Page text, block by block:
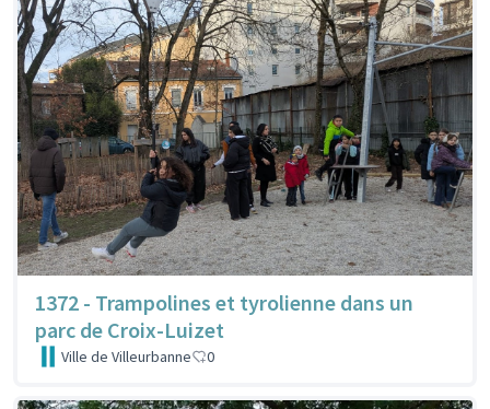
1372 - Trampolines et tyrolienne dans un
parc de Croix-Luizet
Ville de Villeurbanne 0